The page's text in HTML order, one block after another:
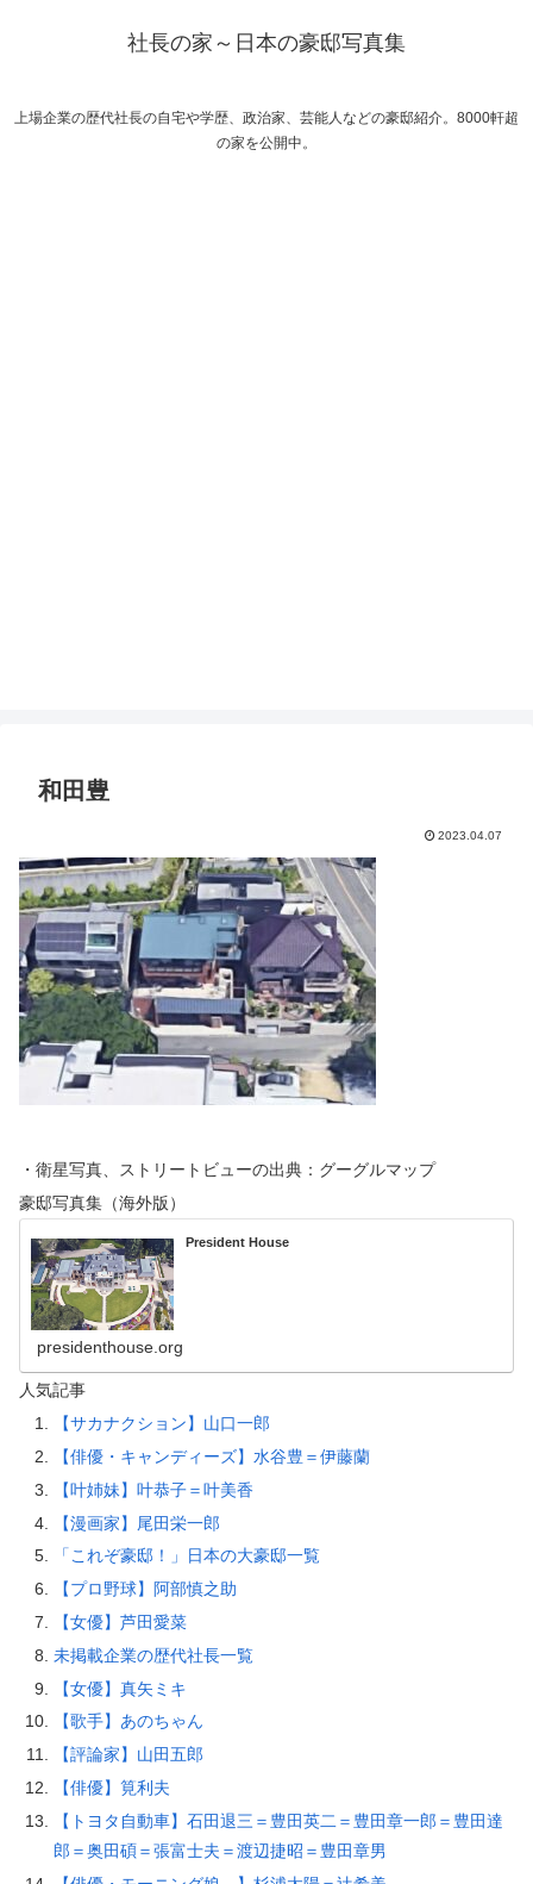
社長の家～日本の豪邸写真集
上場企業の歴代社長の自宅や学歴、政治家、芸能人などの豪邸紹介。8000軒超
の家を公開中。
和田豊
2023.04.07
・衛星写真、ストリートビューの出典：グーグルマップ
豪邸写真集（海外版）
President House
presidenthouse.org
人気記事
【サカナクション】山口一郎
【俳優・キャンディーズ】水谷豊＝伊藤蘭
【叶姉妹】叶恭子＝叶美香
【漫画家】尾田栄一郎
「これぞ豪邸！」日本の大豪邸一覧
【プロ野球】阿部慎之助
【女優】芦田愛菜
未掲載企業の歴代社長一覧
【女優】真矢ミキ
【歌手】あのちゃん
【評論家】山田五郎
【俳優】筧利夫
【トヨタ自動車】石田退三＝豊田英二＝豊田章一郎＝豊田達
郎＝奥田碩＝張富士夫＝渡辺捷昭＝豊田章男